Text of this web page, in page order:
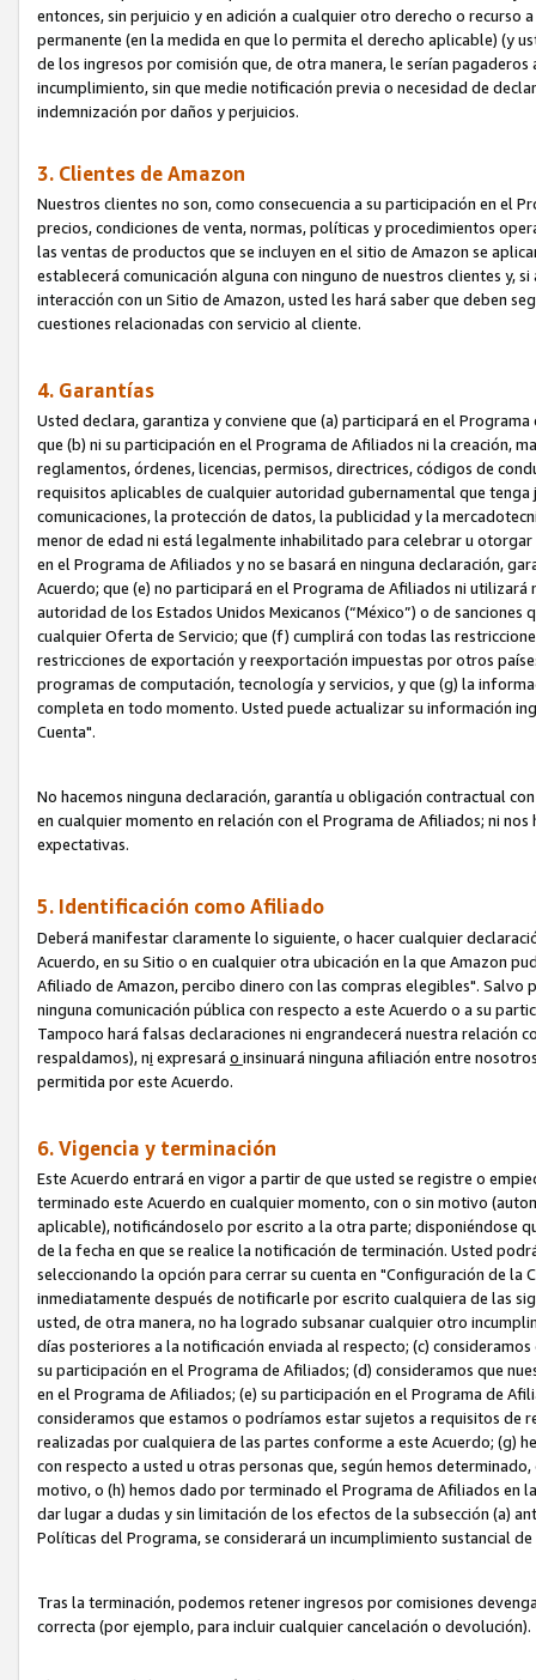
entonces, sin perjuicio y en adición a cualquier otro derecho o
permanente (en la medida en que lo permita el derecho aplicable) (y
de los ingresos por comisión que, de otra manera, le serían
incumplimiento, sin que medie notificación previa o necesidad de
indemnización por daños y perjuicios.
3. Clientes de Amazon
Nuestros clientes no son, como consecuencia a su participación en el
precios, condiciones de venta, normas, políticas y procedimientos
las ventas de productos que se incluyen en el sitio de Amazon se
establecerá comunicación alguna con ninguno de nuestros clientes y,
interacción con un Sitio de Amazon, usted les hará saber que deben
cuestiones relacionadas con servicio al cliente.
4. Garantías
Usted declara, garantiza y conviene que (a) participará en el
que (b) ni su participación en el Programa de Afiliados ni la creación,
reglamentos, órdenes, licencias, permisos, directrices, códigos de
requisitos aplicables de cualquier autoridad gubernamental que
comunicaciones, la protección de datos, la publicidad y la
menor de edad ni está legalmente inhabilitado para celebrar u
en el Programa de Afiliados y no se basará en ninguna declaración,
Acuerdo; que (e) no participará en el Programa de Afiliados ni
autoridad de los Estados Unidos Mexicanos (“México”) o de
cualquier Oferta de Servicio; que (f) cumplirá con todas las
restricciones de exportación y reexportación impuestas por otros
programas de computación, tecnología y servicios, y que (g) la
completa en todo momento. Usted puede actualizar su información
Cuenta".
No hacemos ninguna declaración, garantía u obligación contractual
en cualquier momento en relación con el Programa de Afiliados; ni
expectativas.
5. Identificación como Afiliado
Deberá manifestar claramente lo siguiente, o hacer cualquier
Acuerdo, en su Sitio o en cualquier otra ubicación en la que Amazon
Afiliado de Amazon, percibo dinero con las compras elegibles". Salvo
ninguna comunicación pública con respecto a este Acuerdo o a su
Tampoco hará falsas declaraciones ni engrandecerá nuestra relación
respaldamos), ni expresará o insinuará ninguna afiliación entre
permitida por este Acuerdo.
6. Vigencia y terminación
Este Acuerdo entrará en vigor a partir de que usted se registre o
terminado este Acuerdo en cualquier momento, con o sin motivo
aplicable), notificándoselo por escrito a la otra parte; disponiéndose
de la fecha en que se realice la notificación de terminación. Usted
seleccionando la opción para cerrar su cuenta en "Configuración de
inmediatamente después de notificarle por escrito cualquiera de las
usted, de otra manera, no ha logrado subsanar cualquier otro
días posteriores a la notificación enviada al respecto; (c)
su participación en el Programa de Afiliados; (d) consideramos que
en el Programa de Afiliados; (e) su participación en el Programa de
consideramos que estamos o podríamos estar sujetos a requisitos de
realizadas por cualquiera de las partes conforme a este Acuerdo; (g)
con respecto a usted u otras personas que, según hemos
motivo, o (h) hemos dado por terminado el Programa de Afiliados en
dar lugar a dudas y sin limitación de los efectos de la subsección (a)
Políticas del Programa, se considerará un incumplimiento sustancial
Tras la terminación, podemos retener ingresos por comisiones
correcta (por ejemplo, para incluir cualquier cancelación o devolución).